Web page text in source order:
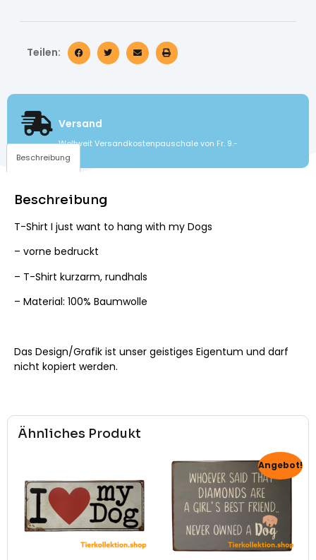
Teilen:
Versand
Weltweit Versandkostenpauschale von Fr. 9.-
Ähnliches Produkt
Angebot!
Beschreibung
Beschreibung
T-Shirt I just want to hang with my Dogs
– vorne bedruckt
– T-Shirt kurzarm, rundhals
– Material: 100% Baumwolle
Das Design/Grafik ist unser geistiges Eigentum und darf
nicht kopiert werden.